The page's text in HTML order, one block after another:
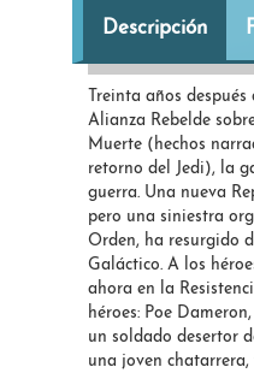
Descripción
Treinta años
Alianza Rebelde
Muerte (hechos
retorno del Jedi), la
guerra. Una nueva
pero una siniestra
Orden, ha resurgido
Galáctico. A los
ahora en la
héroes: Poe
un soldado desertor
una joven